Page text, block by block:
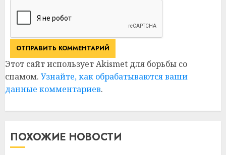
Этот сайт использует Akismet для борьбы со
спамом. Узнайте, как обрабатываются ваши
данные комментариев.
ПОХОЖИЕ НОВОСТИ